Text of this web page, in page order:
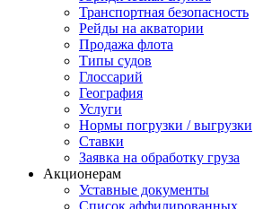
Транспортная безопасность
Рейды на акватории
Продажа флота
Типы судов
Глоссарий
География
Услуги
Нормы погрузки / выгрузки
Ставки
Заявка на обработку груза
Акционерам
Уставные документы
Список аффилированных